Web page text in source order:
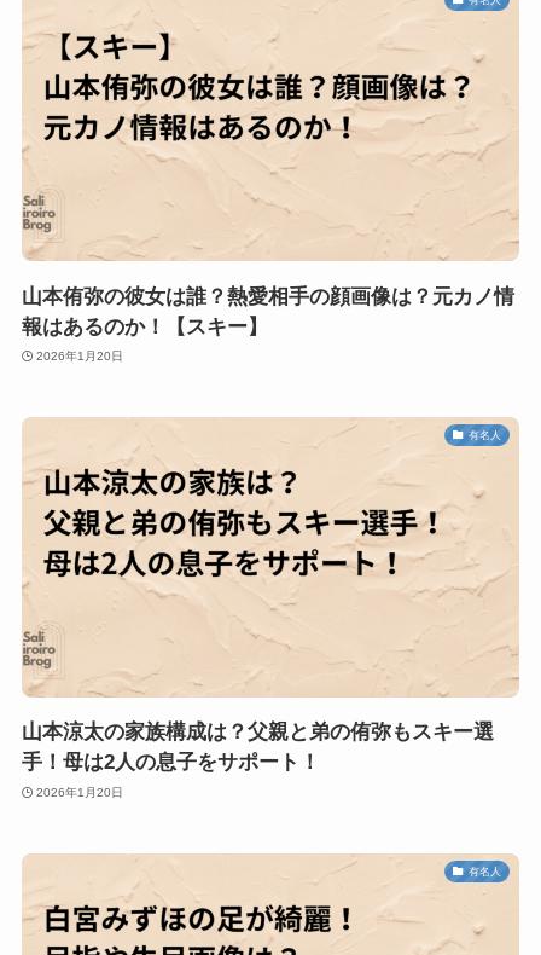
山本侑弥の彼女は誰？熱愛相手の顔画像は？元カノ情
報はあるのか！【スキー】
2026年1月20日
有名人
山本涼太の家族構成は？父親と弟の侑弥もスキー選
手！母は2人の息子をサポート！
2026年1月20日
有名人